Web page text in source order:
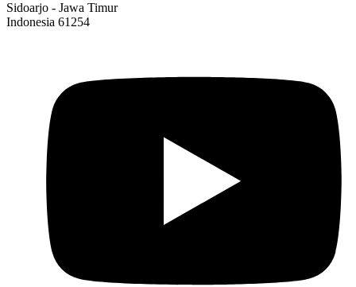
Sidoarjo - Jawa Timur
Indonesia 61254